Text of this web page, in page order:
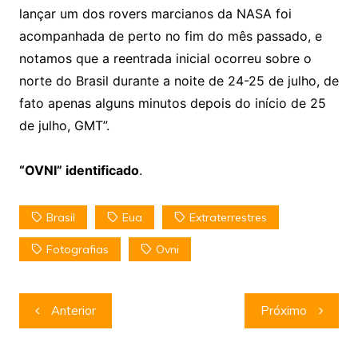
lançar um dos rovers marcianos da NASA foi
acompanhada de perto no fim do mês passado, e
notamos que a reentrada inicial ocorreu sobre o
norte do Brasil durante a noite de 24-25 de julho, de
fato apenas alguns minutos depois do início de 25
de julho, GMT”.
“OVNI” identificado.
Brasil Eua Extraterrestres
Fotografias Ovni
Navegação
de
Anterior Próximo